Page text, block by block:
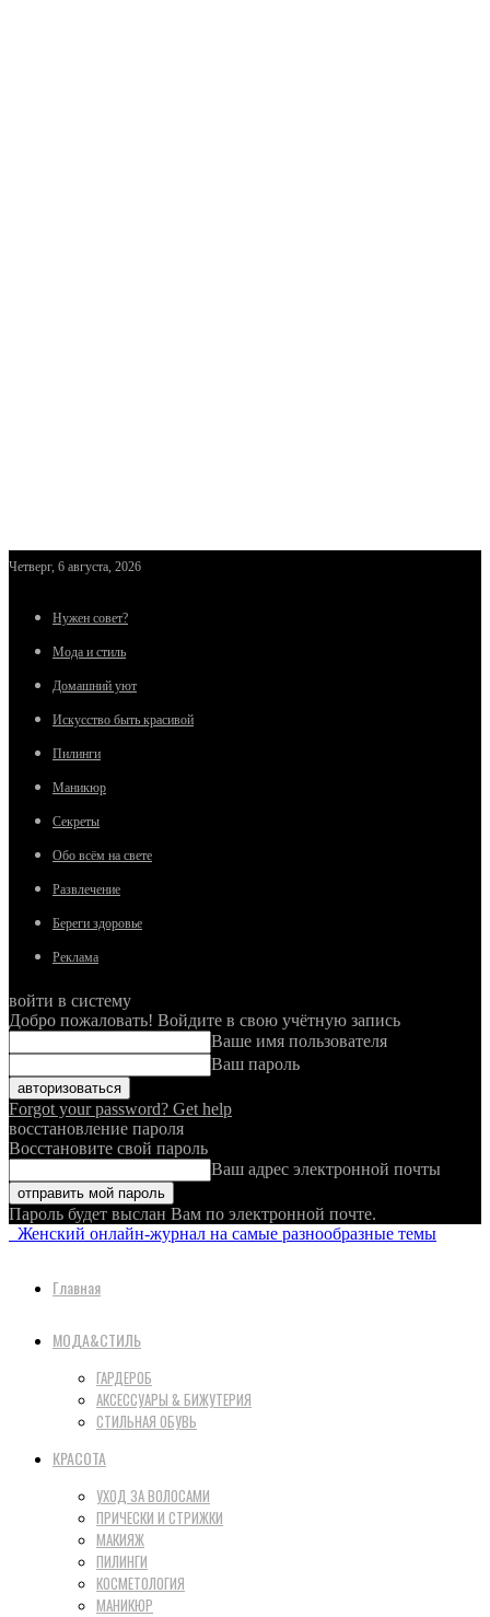
Четверг, 6 августа, 2026
Нужен совет?
Мода и стиль
Домашний уют
Искусство быть красивой
Пилинги
Маникюр
Секреты
Обо всём на свете
Развлечение
Береги здоровье
Реклама
войти в систему
Добро пожаловать! Войдите в свою учётную запись
Ваше имя пользователя
Ваш пароль
Forgot your password? Get help
восстановление пароля
Восстановите свой пароль
Ваш адрес электронной почты
Пароль будет выслан Вам по электронной почте.
Женский онлайн-журнал на самые разнообразные темы
Главная
МОДА&СТИЛЬ
ГАРДЕРОБ
АКСЕССУАРЫ & БИЖУТЕРИЯ
СТИЛЬНАЯ ОБУВЬ
КРАСОТА
УХОД ЗА ВОЛОСАМИ
ПРИЧЕСКИ И СТРИЖКИ
МАКИЯЖ
ПИЛИНГИ
КОСМЕТОЛОГИЯ
МАНИКЮР